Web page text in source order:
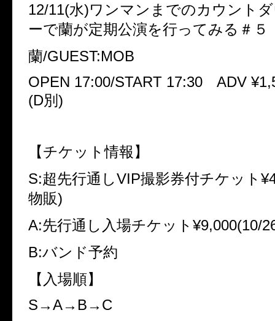
12/11(水)ワンマンまでのカウント
ーで蘭が定期公演を行ってみる＃５
蘭/GUEST:MOB
OPEN 17:00/START 17:30 ADV
(D別)
【チケット情報】
S:超先行通しVIP撮影券付チケット
物販)
A:先行通し入場チケット¥9,000(10/
B:バンド予約
【入場順】
S→A→B→C